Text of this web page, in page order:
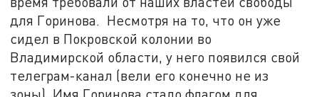
для Горинова. Несмотря на то, что он уже
сидел в Покровской колонии во
Владимирской области, у него появился свой
телеграм-канал (вели его конечно не из